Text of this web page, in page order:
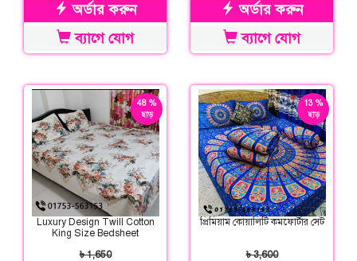
অর্ডার করুন
ব্যাগে যোগ
অর্ডার করুন
ব্যাগে যোগ
48 %
ছাড়
Luxury Design Twill Cotton
King Size Bedsheet
৳ 1,650
13 %
ছাড়
প্রিমিয়াম কোয়ালিটি কমফোর্টার সেট
৳ 3,600